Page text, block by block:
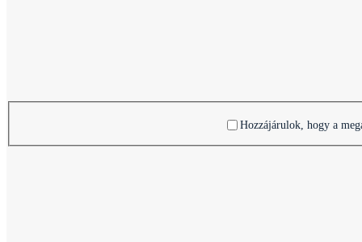
Hozzájárulok, hogy a